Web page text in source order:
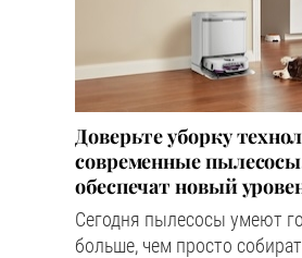
Доверьте уборку
современные
обеспечат новый
Сегодня пылесосы умеют
больше, чем просто